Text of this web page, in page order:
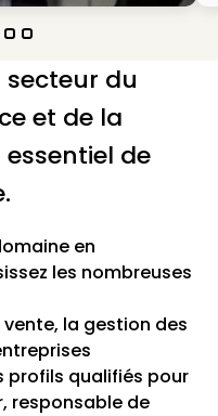
secteur du
et de la
de
en
les nombreuses
la gestion des
profils qualifiés pour
responsable de